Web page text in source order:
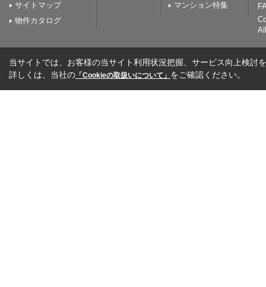
サイトマップ
物件カタログ
マンション特集
当サイトでは、お客様の当サイト利用状況把握、サービス向上検討
詳しくは、当社の 「Cookieの取扱いについて」 をご確認ください。